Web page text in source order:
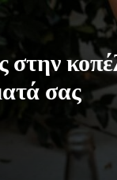
στην
σας